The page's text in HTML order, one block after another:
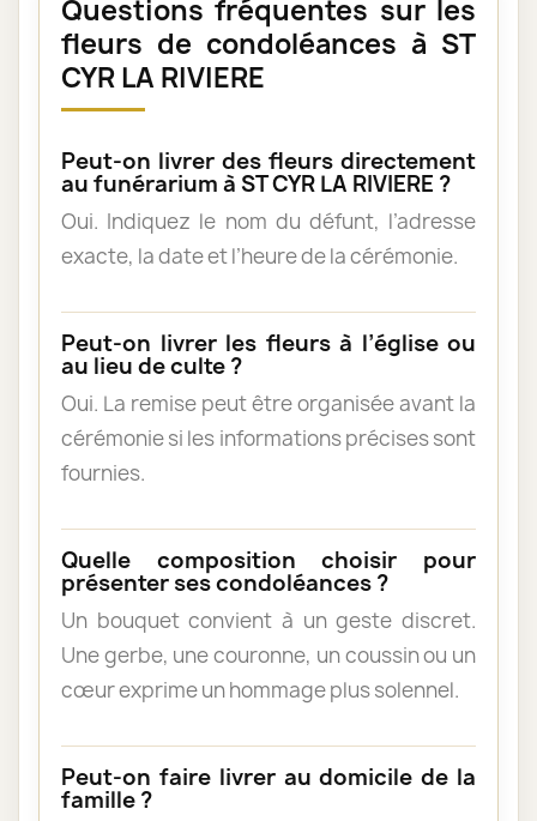
Questions fréquentes sur les
fleurs de condoléances à ST
CYR LA RIVIERE
Peut-on livrer des fleurs directement
au funérarium à ST CYR LA RIVIERE ?
Oui. Indiquez le nom du défunt, l’adresse
exacte, la date et l’heure de la cérémonie.
Peut-on livrer les fleurs à l’église ou
au lieu de culte ?
Oui. La remise peut être organisée avant la
cérémonie si les informations précises sont
fournies.
Quelle composition choisir pour
présenter ses condoléances ?
Un bouquet convient à un geste discret.
Une gerbe, une couronne, un coussin ou un
cœur exprime un hommage plus solennel.
Peut-on faire livrer au domicile de la
famille ?